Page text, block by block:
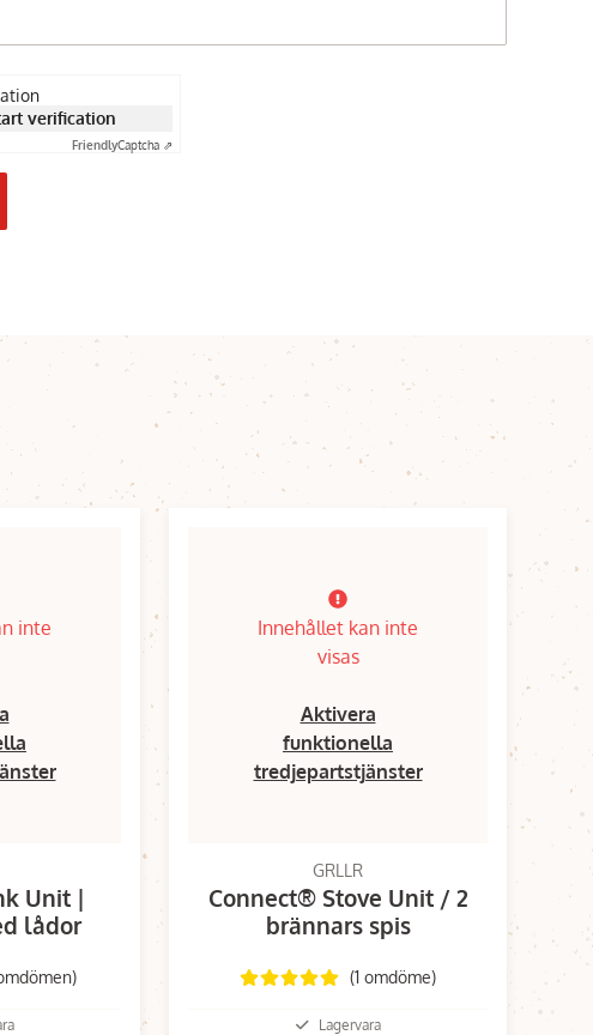
verification
FriendlyCaptcha ⇗
inte
Unit |
lådor
Innehållet kan inte
visas
Aktivera
funktionella
tredjepartstjänster
GRLLR
Connect® Stove Unit / 2
brännars spis
(1 omdöme)
Lagervara